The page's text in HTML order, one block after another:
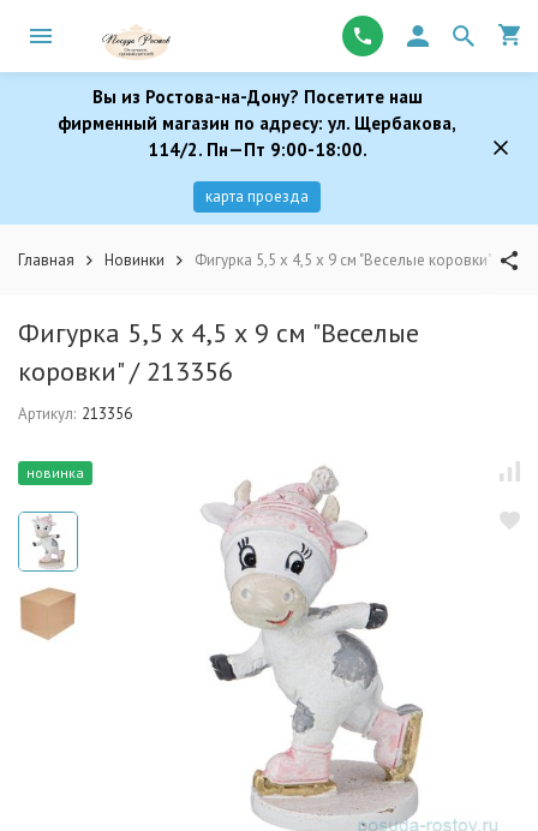
Вы из Ростова-на-Дону? Посетите наш
фирменный магазин по адресу: ул. Щербакова,
114/2. Пн—Пт 9:00-18:00.
карта проезда
Главная Новинки Фигурка 5,5 х 4,5 х 9 см "Веселые коровки" /
Фигурка 5,5 х 4,5 х 9 см "Веселые
коровки" / 213356
Артикул: 213356
новинка